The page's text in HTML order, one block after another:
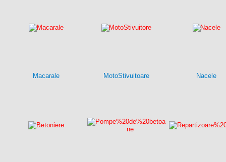
Macarale MotoStivuitoare Nacele